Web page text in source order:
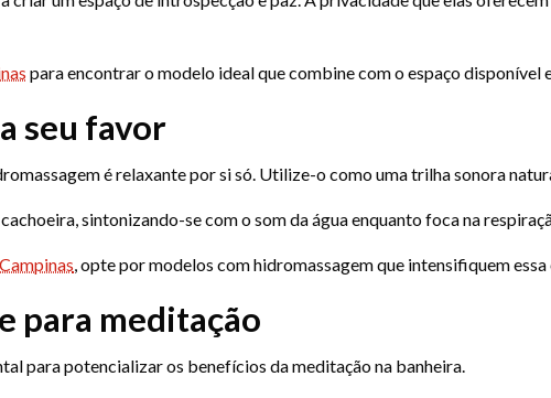
para encontrar o modelo ideal que combine com o espaço disponível
seu favor
é relaxante por si só. Utilize-o como uma trilha sonora
sintonizando-se com o som da água enquanto foca na
, opte por modelos com hidromassagem que intensifiquem
para meditação
para potencializar os benefícios da meditação na banheira.